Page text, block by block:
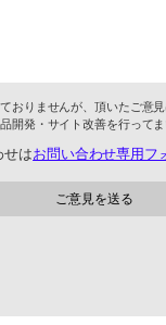
おりませんが、頂いたご意
開発・サイト改善を行ってま
せはお問い合わせ専用フ